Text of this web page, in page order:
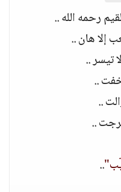
رحمه الله ..
ﺇﻻ ﻫﺎﻥ ..
ﺗﻴﺴﺮ ..
..
..
..
..